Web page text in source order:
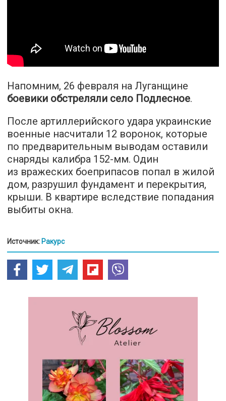
Напомним, 26 февраля на Луганщине
боевики обстреляли село Подлесное.
После артиллерийского удара украинские
военные насчитали 12 воронок, которые
по предварительным выводам оставили
снаряды калибра 152-мм. Один
из вражеских боеприпасов попал в жилой
дом, разрушил фундамент и перекрытия,
крыши. В квартире вследствие попадания
выбиты окна.
Источник: Ракурс